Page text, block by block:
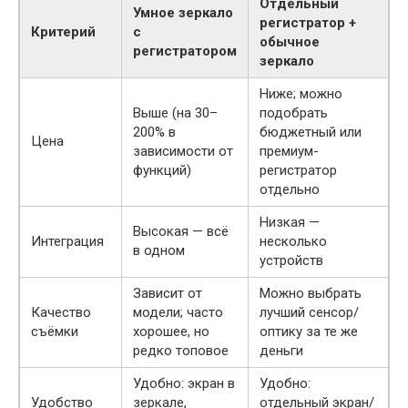
Критерий
Умное зеркало
с
регистратором
Отдельный
регистратор +
обычное
зеркало
Цена
Выше (на 30–
200% в
зависимости от
функций)
Ниже; можно
подобрать
бюджетный или
премиум-
регистратор
отдельно
Интеграция
Высокая — всё
в одном
Низкая —
несколько
устройств
Качество
съёмки
Зависит от
модели; часто
хорошее, но
редко топовое
Можно выбрать
лучший сенсор/
оптику за те же
деньги
Удобство
Удобно: экран в
зеркале,
Удобно:
отдельный экран/